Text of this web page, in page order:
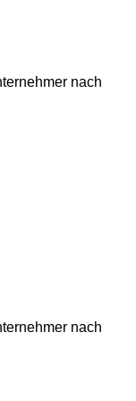
nach
nach